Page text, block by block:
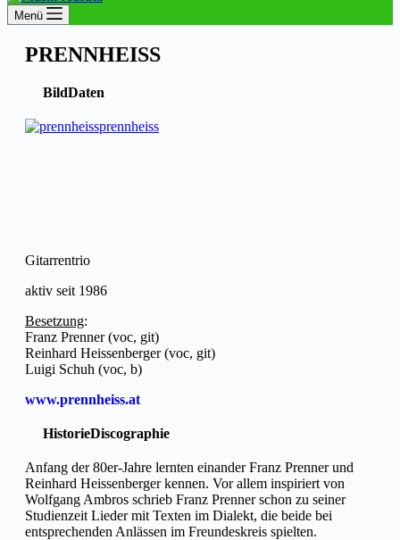
Menü
PRENNHEISS
BildDaten
prennheiss
Gitarrentrio
aktiv seit 1986
Besetzung:
Franz Prenner (voc, git)
Reinhard Heissenberger (voc, git)
Luigi Schuh (voc, b)
www.prennheiss.at
HistorieDiscographie
Anfang der 80er-Jahre lernten einander Franz Prenner und
Reinhard Heissenberger kennen. Vor allem inspiriert von
Wolfgang Ambros schrieb Franz Prenner schon zu seiner
Studienzeit Lieder mit Texten im Dialekt, die beide bei
entsprechenden Anlässen im Freundeskreis spielten.